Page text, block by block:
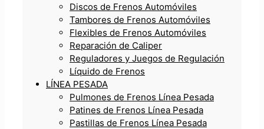
Discos de Frenos Automóviles
Tambores de Frenos Automóviles
Flexibles de Frenos Automóviles
Reparación de Caliper
Reguladores y Juegos de Regulación
Líquido de Frenos
LÍNEA PESADA
Pulmones de Frenos Línea Pesada
Patines de Frenos Línea Pesada
Pastillas de Frenos Línea Pesada